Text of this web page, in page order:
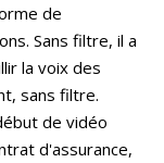
de
Sans filtre, il a
la voix des
sans filtre.
de vidéo
d'assurance,